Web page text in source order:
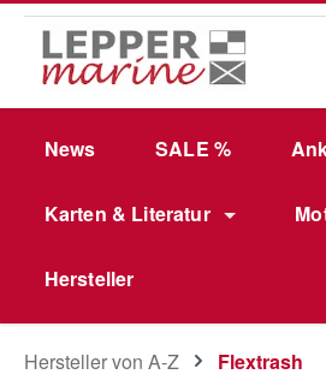
Hauptinhalt springen
Zur Suche springen
Zur Hauptnavigation springen
News SALE %
Karten & Literatur
Hersteller
Hersteller von A-Z Flextrash